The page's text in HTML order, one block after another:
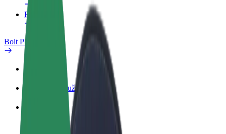
FAQ
Bolt Plus
Kako se pridružiti